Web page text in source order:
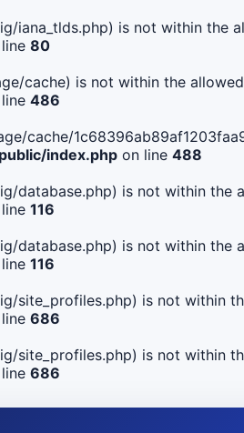
iana_tlds.php) is not within the
80
cache) is not within the
486
cache/
index.php on line 488
database.php) is not within the
116
database.php) is not within the
116
site_profiles.php) is not within
686
site_profiles.php) is not within
686